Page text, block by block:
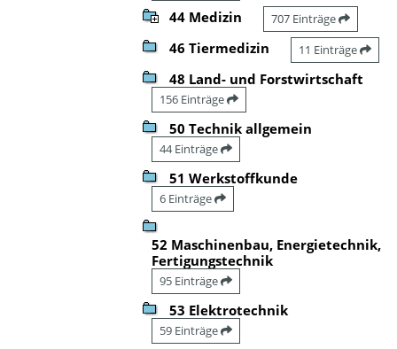
44 Medizin 707 Einträge
46 Tiermedizin 11 Einträge
48 Land- und Forstwirtschaft
156 Einträge
50 Technik allgemein
44 Einträge
51 Werkstoffkunde
6 Einträge
52 Maschinenbau, Energietechnik,
Fertigungstechnik
95 Einträge
53 Elektrotechnik
59 Einträge